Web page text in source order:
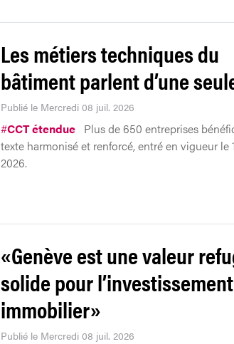
Les métiers techniques du
bâtiment parlent d’une
Publié le Mercredi 08 juil. 2026
#CCT étendue Plus de 650 entreprises
texte harmonisé et renforcé, entré en vigueur le
2026.
«Genève est une valeur
solide pour l’investissement
immobilier»
Publié le Mercredi 08 juil. 2026